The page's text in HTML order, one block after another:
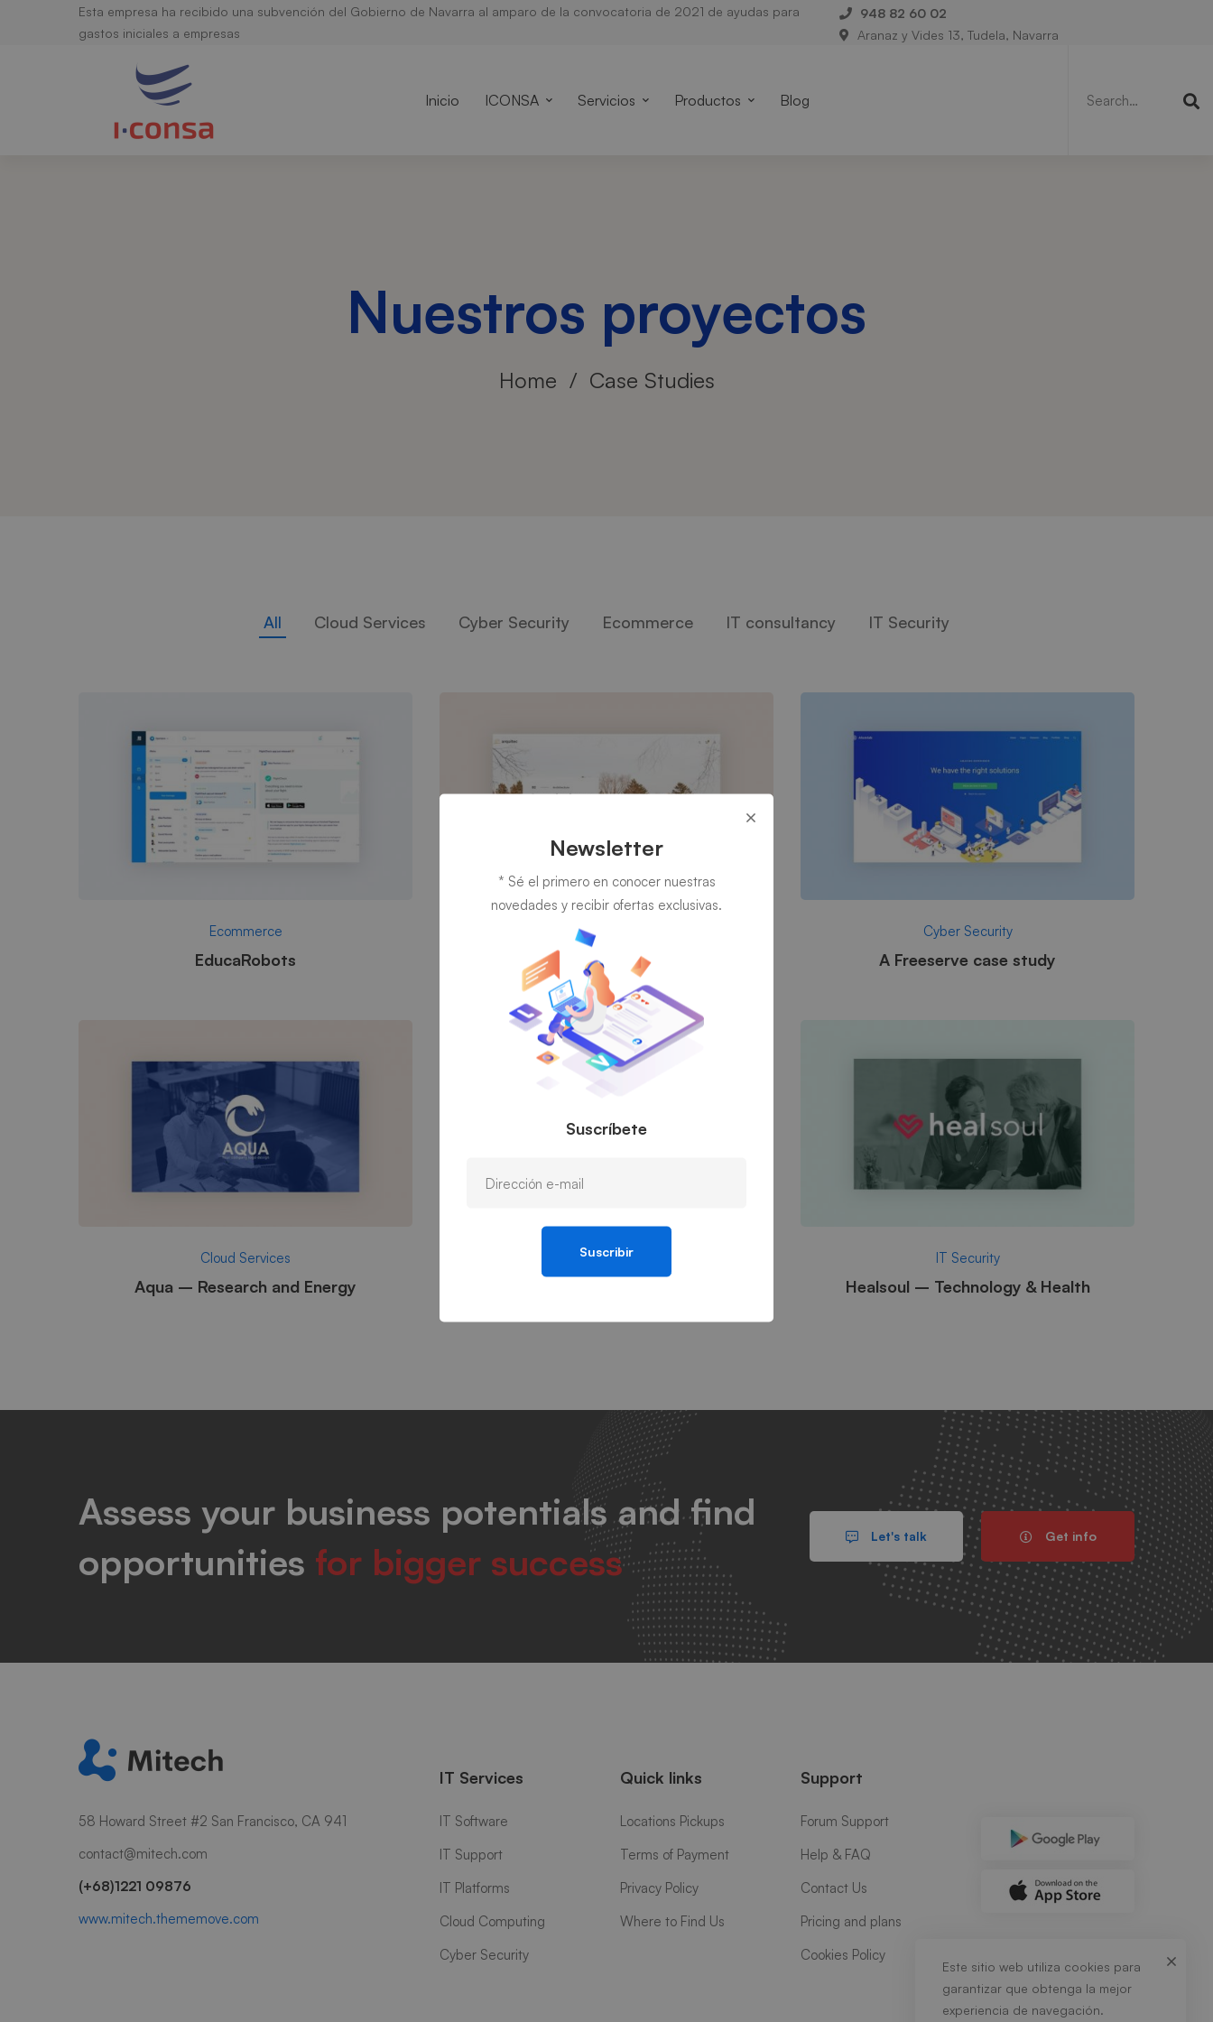
Esta empresa ha recibido una subvención del Gobierno de Navarra al amparo de la convocatoria de 2021 de ayudas para
gastos iniciales a empresas
948 82 60 02
Aranaz y Vides 13, Tudela, Navarra
Inicio ICONSA Servicios Productos Blog
Nuestros proyectos
Home Case Studies
All Cloud Services Cyber Security Ecommerce IT consultancy IT Security
Ecommerce
EducaRobots
Cyber Security
Arden-Internal Networking
Cyber Security
A Freeserve case study
Cloud Services
Aqua – Research and Energy
IT consultancy IT Security
Healsoul – Technology & Health
Assess your business potentials and find
opportunities for bigger success
Let's talk Get info
58 Howard Street #2 San Francisco, CA 941
contact@mitech.com
(+68)1221 09876
www.mitech.thememove.com
IT Services
IT Software
IT Support
IT Platforms
Cloud Computing
Cyber Security
Quick links
Locations Pickups
Terms of Payment
Privacy Policy
Where to Find Us
Support
Forum Support
Help & FAQ
Contact Us
Pricing and plans
Cookies Policy
Newsletter
* Sé el primero en conocer nuestras
novedades y recibir ofertas exclusivas.
Suscríbete
Suscribir
Este sitio web utiliza cookies para
garantizar que obtenga la mejor
experiencia de navegación.